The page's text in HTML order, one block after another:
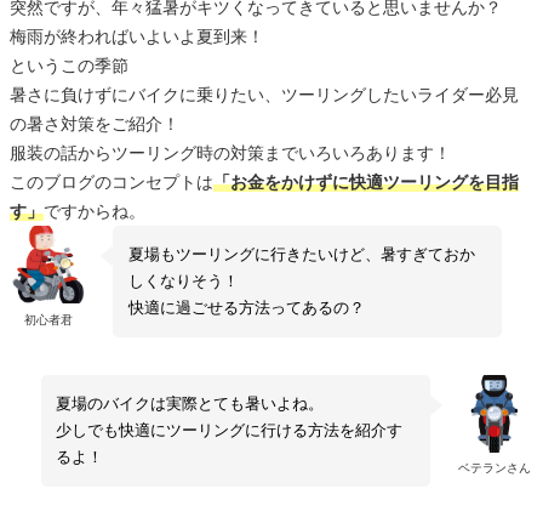
突然ですが、年々猛暑がキツくなってきていると思いませんか？
梅雨が終わればいよいよ夏到来！
というこの季節
暑さに負けずにバイクに乗りたい、ツーリングしたいライダー必見
の暑さ対策をご紹介！
服装の話からツーリング時の対策までいろいろあります！
このブログのコンセプトは「お金をかけずに快適ツーリングを目指
す」ですからね。
初心者君
夏場もツーリングに行きたいけど、暑すぎておか
しくなりそう！
快適に過ごせる方法ってあるの？
ベテランさん
夏場のバイクは実際とても暑いよね。
少しでも快適にツーリングに行ける方法を紹介す
るよ！